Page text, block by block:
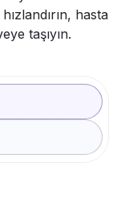
hasta
taşıyın.